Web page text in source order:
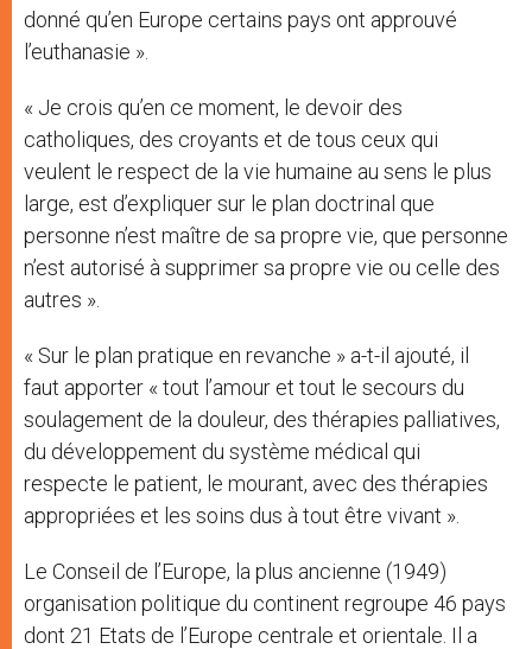
donné qu’en Europe certains pays ont approuvé
l’euthanasie ».
« Je crois qu’en ce moment, le devoir des
catholiques, des croyants et de tous ceux qui
veulent le respect de la vie humaine au sens le plus
large, est d’expliquer sur le plan doctrinal que
personne n’est maître de sa propre vie, que personne
n’est autorisé à supprimer sa propre vie ou celle des
autres ».
« Sur le plan pratique en revanche » a-t-il ajouté, il
faut apporter « tout l’amour et tout le secours du
soulagement de la douleur, des thérapies palliatives,
du développement du système médical qui
respecte le patient, le mourant, avec des thérapies
appropriées et les soins dus à tout être vivant ».
Le Conseil de l’Europe, la plus ancienne (1949)
organisation politique du continent regroupe 46 pays
dont 21 Etats de l’Europe centrale et orientale. Il a